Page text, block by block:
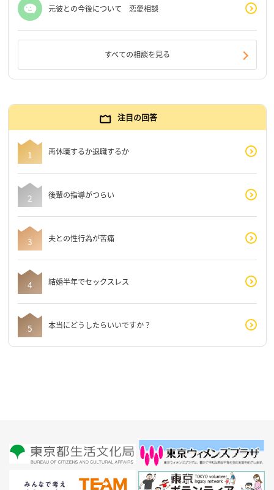
元彼との今後について 恋愛相談
すべての相談を見る
注目の回答
再休職するか退職するか
後輩の指導がつらい
夫との性行為が苦痛
結婚半年でセックスレス
本当にどうしたらいいですか？